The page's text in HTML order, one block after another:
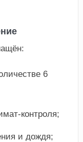
6
контроля;
и дождя;